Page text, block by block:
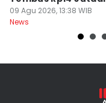
09 Agu 2026, 13:38 WIB
News